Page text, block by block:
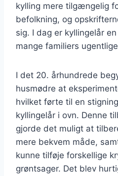
kylling mere tilgængelig
befolkning, og
sig. I dag er kyllingelår
mange familiers
I det 20. århundrede
husmødre at
hvilket førte til en
kyllingelår i ovn. Denne
gjorde det muligt at
mere bekvem måde,
kunne tilføje forskellige
grøntsager. Det blev